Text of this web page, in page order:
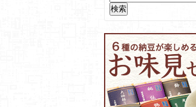
索: